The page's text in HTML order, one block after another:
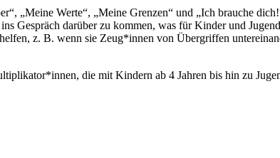
„Meine Werte“, „Meine Grenzen“ und „Ich brauche
Gespräch darüber zu kommen, was für Kinder und
z. B. wenn sie Zeug*innen von Übergriffen
die mit Kindern ab 4 Jahren bis hin zu